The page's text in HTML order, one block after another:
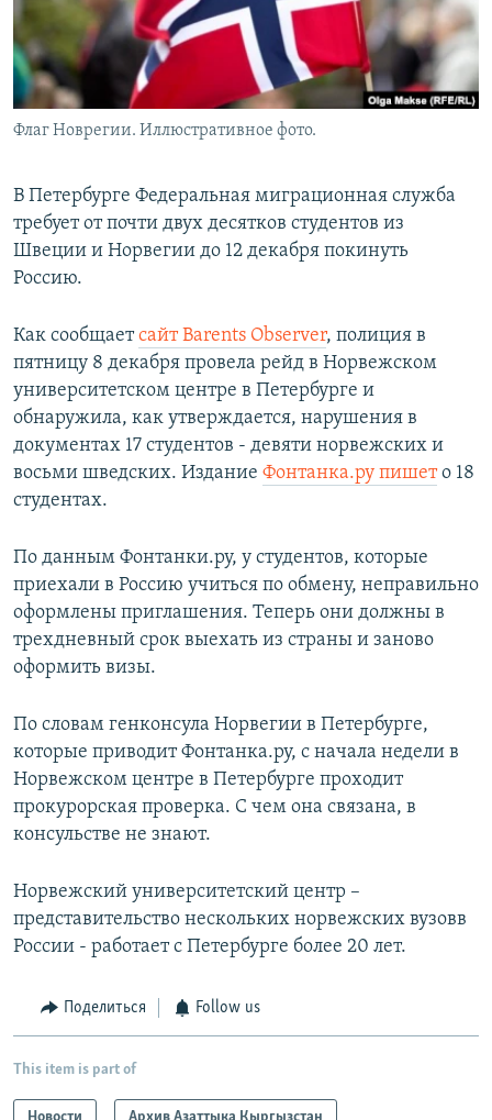
Флаг Новрегии. Иллюстративное фото.
В Петербурге Федеральная миграционная служба
требует от почти двух десятков студентов из
Швеции и Норвегии до 12 декабря покинуть
Россию.
Как сообщаетсайт Barents Observer, полиция в
пятницу 8 декабря провела рейд в Норвежском
университетском центре в Петербурге и
обнаружила, как утверждается, нарушения в
документах 17 студентов - девяти норвежских и
восьми шведских. Издание Фонтанка.ру пишето 18
студентах.
По данным Фонтанки.ру, у студентов, которые
приехали в Россию учиться по обмену, неправильно
оформлены приглашения. Теперь они должны в
трехдневный срок выехать из страны и заново
оформить визы.
По словам генконсула Норвегии в Петербурге,
которые приводит Фонтанка.ру, с начала недели в
Норвежском центре в Петербурге проходит
прокурорская проверка. С чем она связана, в
консульстве не знают.
Норвежский университетский центр –
представительство нескольких норвежских вузовв
России - работает с Петербурге более 20 лет.
Поделиться Follow us
This item is part of